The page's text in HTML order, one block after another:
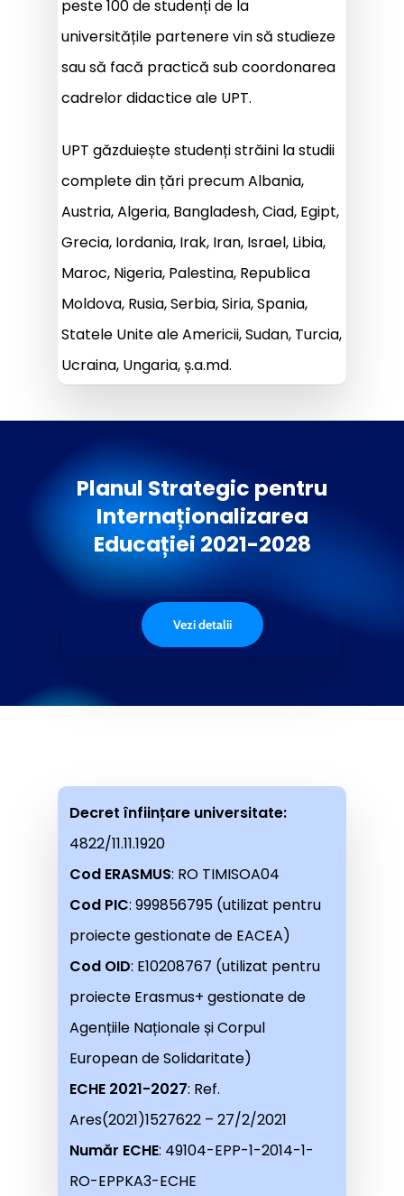
peste 100 de studenți de la
universitățile partenere vin să studieze
sau să facă practică sub coordonarea
cadrelor didactice ale UPT.
UPT găzduiește studenți străini la studii
complete din țări precum Albania,
Austria, Algeria, Bangladesh, Ciad, Egipt,
Grecia, Iordania, Irak, Iran, Israel, Libia,
Maroc, Nigeria, Palestina, Republica
Moldova, Rusia, Serbia, Siria, Spania,
Statele Unite ale Americii, Sudan, Turcia,
Ucraina, Ungaria, ș.a.md.
Planul Strategic pentru
Internaționalizarea
Educației 2021-2028
Vezi detalii
Decret înființare universitate:
4822/11.11.1920
Cod ERASMUS: RO TIMISOA04
Cod PIC: 999856795 (utilizat pentru
proiecte gestionate de EACEA)
Cod OID: E10208767 (utilizat pentru
proiecte Erasmus+ gestionate de
Agențiile Naționale și Corpul
European de Solidaritate)
ECHE 2021-2027: Ref.
Ares(2021)1527622 – 27/2/2021
Număr ECHE: 49104-EPP-1-2014-1-
RO-EPPKA3-ECHE